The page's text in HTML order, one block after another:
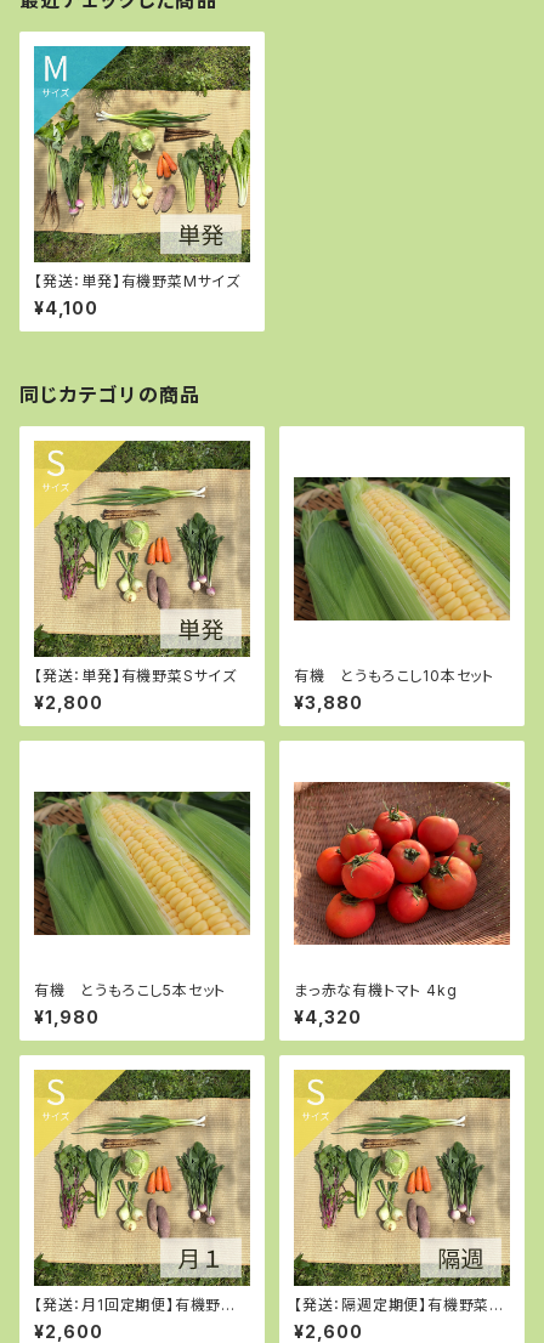
【発送：単発】有機野菜Mサイズ
¥4,100
同じカテゴリの商品
【発送：単発】有機野菜Sサイズ
¥2,800
有機 とうもろこし10本セット
¥3,880
有機 とうもろこし5本セット
¥1,980
まっ赤な有機トマト 4kg
¥4,320
【発送：月1回定期便】有機野菜S
サイズ
¥2,600
【発送：隔週定期便】有機野菜S
サイズ
¥2,600